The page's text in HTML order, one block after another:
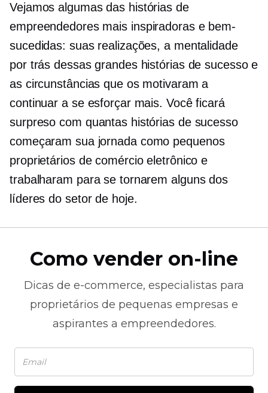
Vejamos algumas das histórias de
empreendedores mais inspiradoras e bem-
sucedidas: suas realizações, a mentalidade
por trás dessas grandes histórias de sucesso e
as circunstâncias que os motivaram a
continuar a se esforçar mais. Você ficará
surpreso com quantas histórias de sucesso
começaram sua jornada como pequenos
proprietários de comércio eletrônico e
trabalharam para se tornarem alguns dos
líderes do setor de hoje.
Como vender on-line
Dicas de e-commerce, especialistas para
proprietários de pequenas empresas e
aspirantes a empreendedores.